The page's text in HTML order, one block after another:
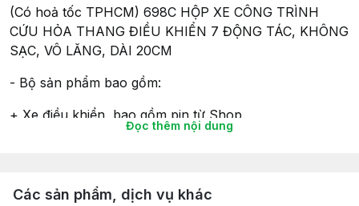
(Có hoả tốc TPHCM) 698C HỘP XE CÔNG TRÌNH
CỨU HỎA THANG ĐIỀU KHIỂN 7 ĐỘNG TÁC, KHÔNG
SẠC, VÔ LĂNG, DÀI 20CM
- Bộ sản phẩm bao gồm:
+ Xe điều khiển, bao gồm pin từ Shop.
là do Shop tự chụp để thể hiện thông tin là chân thật
Đọc thêm nội dung
Các sản phẩm, dịch vụ khác